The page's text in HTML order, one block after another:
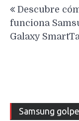
de
entradas
Descubre
funciona
Galaxy
Samsung